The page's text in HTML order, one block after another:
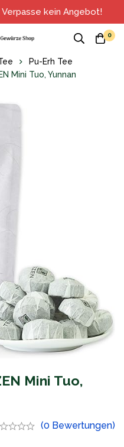
kein Angebot!
0
Pu-Erh Tee
Mini Tuo, Yunnan
Mini Tuo,
(0 Bewertungen)